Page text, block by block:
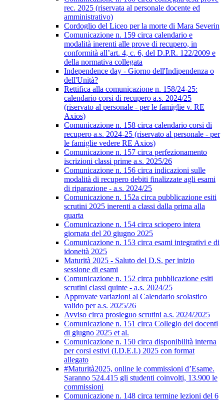
rec. 2025 (riservata al personale docente ed
amministrativo)
Cordoglio del Liceo per la morte di Mara Severin
Comunicazione n. 159 circa calendario e
modalità inerenti alle prove di recupero, in
conformità all’art. 4, c. 6, del D.P.R. 122/2009 e
della normativa collegata
Independence day - Giorno dell'Indipendenza o
dell'Unità?
Rettifica alla comunicazione n. 158/24-25:
calendario corsi di recupero a.s. 2024/25
(riservato al personale - per le famiglie v. RE
Axios)
Comunicazione n. 158 circa calendario corsi di
recupero a.s. 2024-25 (riservato al personale - per
le famiglie vedere RE Axios)
Comunicazione n. 157 circa perfezionamento
iscrizioni classi prime a.s. 2025/26
Comunicazione n. 156 circa indicazioni sulle
modalità di recupero debiti finalizzate agli esami
di riparazione - a.s. 2024/25
Comunicazione n. 152a circa pubblicazione esiti
scrutini 2025 inerenti a classi dalla prima alla
quarta
Comunicazione n. 154 circa sciopero intera
giornata del 20 giugno 2025
Comunicazione n. 153 circa esami integrativi e di
idoneità 2025
Maturità 2025 - Saluto del D.S. per inizio
sessione di esami
Comunicazione n. 152 circa pubblicazione esiti
scrutini classi quinte - a.s. 2024/25
Approvate variazioni al Calendario scolastico
valido per a.s. 2025/26
Avviso circa prosieguo scrutini a.s. 2024/2025
Comunicazione n. 151 circa Collegio dei docenti
di giugno 2025 et al.
Comunicazione n. 150 circa disponibilità interna
per corsi estivi (I.D.E.I.) 2025 con format
allegato
#Maturità2025, online le commissioni d’Esame.
Saranno 524.415 gli studenti coinvolti, 13.900 le
commissioni
Comunicazione n. 148 circa termine lezioni del 6